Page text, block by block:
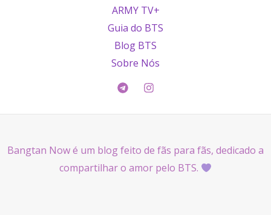
ARMY TV+
Guia do BTS
Blog BTS
Sobre Nós
Bangtan Now é um blog feito de fãs para fãs, dedicado a
compartilhar o amor pelo BTS.